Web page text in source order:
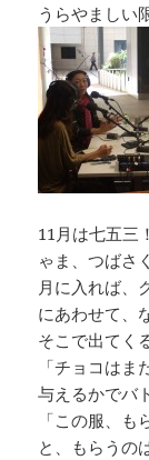
うらやましい
11月は七五三
ゃま、つばさ
月に入れば、
にあわせて、
そこで出てく
「チョコは
与えるかでバ
「この服、も
と、もらうの